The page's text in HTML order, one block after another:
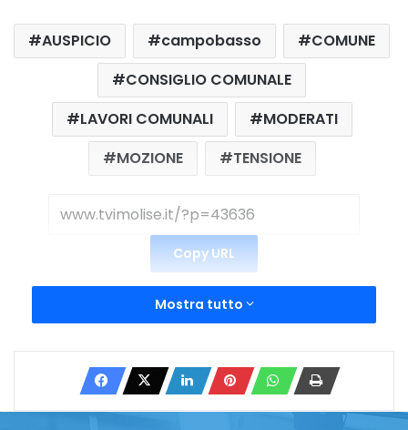
AUSPICIO campobasso
COMUNE
CONSIGLIO COMUNALE
LAVORI COMUNALI
MODERATI
MOZIONE
TENSIONE
Copy URL
Mostra tutto